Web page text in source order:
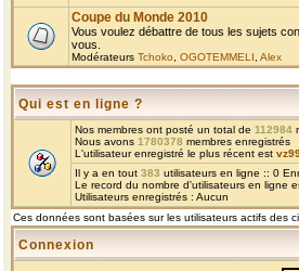
Coupe du Monde 2010
Vous voulez débattre de tous les sujets
vous.
Modérateurs Tchoko OGOTEMMELI Alex
Qui est en ligne ?
Nos membres ont posté un total de 112984
Nous avons 1780378 membres enregistrés
L'utilisateur enregistré le plus récent est
Il y a en tout 383 utilisateurs en ligne :: 0
Le record du nombre d'utilisateurs en ligne
Utilisateurs enregistrés : Aucun
Ces données sont basées sur les utilisateurs actifs des
Connexion